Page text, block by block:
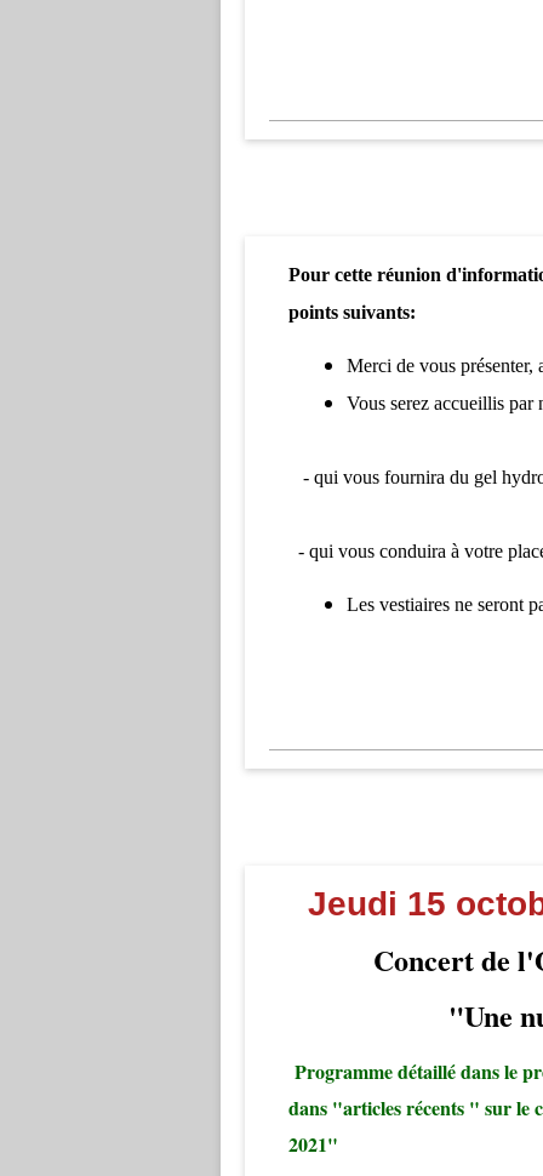
Pour cette réunion
points suivants:
Merci de vous présenter,
Vous serez accueillis par
- qui vous fournira du gel
- qui vous conduira à votre
Les vestiaires ne seront
Jeudi 15
Concert de
"Une nuit
Programme détaillé dans le
dans "articles récents " sur le
2021"